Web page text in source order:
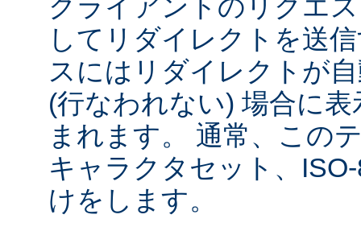
クライアントのリクエ
してリダイレクトを送
スにはリダイレクトが
(行なわれない) 場合に
まれます。 通常、この
キャラクタセット、
けをします。